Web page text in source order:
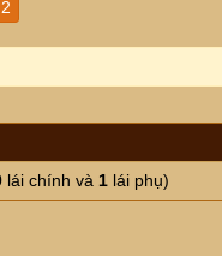
2
lái chính và 1 lái phụ)